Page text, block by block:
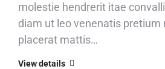
molestie hendrerit itae
diam ut leo venenatis pretium
placerat mattis…
View details